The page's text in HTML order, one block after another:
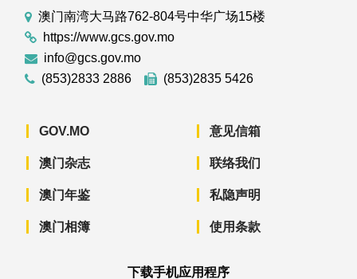
澳门南湾大马路762-804号中华广场15楼
https://www.gcs.gov.mo
info@gcs.gov.mo
(853)2833 2886
(853)2835 5426
GOV.MO
澳门杂志
澳门年鉴
澳门相簿
意见信箱
联络我们
私隐声明
使用条款
下载手机应用程序